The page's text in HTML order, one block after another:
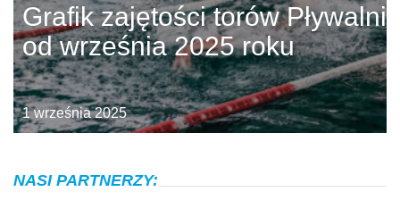
Grafik zajętości torów Pływalni
od września 2025 roku
1 września 2025
NASI PARTNERZY: